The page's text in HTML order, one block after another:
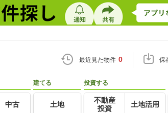
最近見た物件 0 保
中古
建てる
土地
投資する
不動産
投資
土地活用